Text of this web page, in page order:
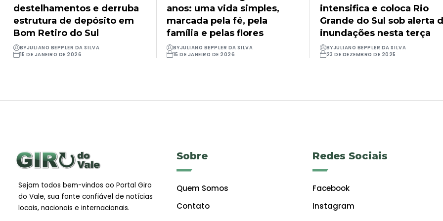
destelhamentos e derruba
estrutura de depósito em
Bom Retiro do Sul
BYJULIANO BEPPLER DA SILVA
15 DE JANEIRO DE 2026
anos: uma vida simples,
marcada pela fé, pela
família e pelas flores
BYJULIANO BEPPLER DA SILVA
15 DE JANEIRO DE 2026
intensifica e coloca Rio
Grande do Sul sob alerta
inundações nesta terça
BYJULIANO BEPPLER DA SILVA
23 DE DEZEMBRO DE 2025
Sejam todos bem-vindos ao Portal Giro
do Vale, sua fonte confiável de notícias
locais, nacionais e internacionais.
Sobre
Quem Somos
Contato
Redes Sociais
Facebook
Instagram